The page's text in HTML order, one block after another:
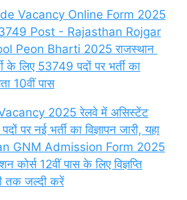
Vacancy Online Form 2025
Post - Rajasthan Rojgar
Peon Bharti 2025 राजस्थान
के लिए 53749 पदों पर भर्ती का
10वीं पास
2025 रेलवे में असिस्टेंट
पर नई भर्ती का विज्ञापन जारी, यहा
GNM Admission Form 2025
कोर्स 12वीं पास के लिए विज्ञप्ति
तक जल्दी करें